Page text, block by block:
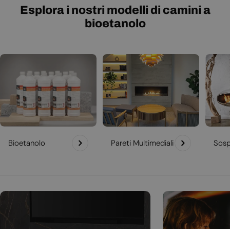
Esplora i nostri modelli di camini a
bioetanolo
Bioetanolo Pareti Multimediali